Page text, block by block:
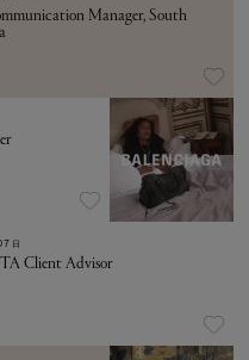
Manager, South
日
Client Advisor